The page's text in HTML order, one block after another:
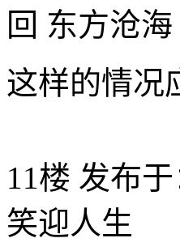
回 东方沧
这样的情况
11楼 发布于
笑迎人生